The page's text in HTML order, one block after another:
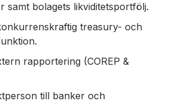
samt bolagets likviditetsportfölj.
treasury- och
rapportering (COREP &
till banker och